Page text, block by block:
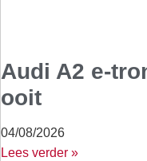
Audi A2 e-
ooit
04/08/2026
Lees verder »